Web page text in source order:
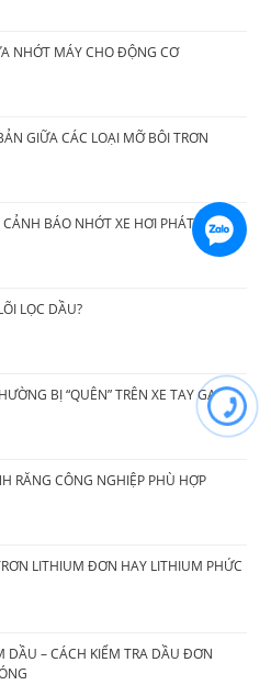
NHỚT MÁY CHO ĐỘNG CƠ
GIỮA CÁC LOẠI MỠ BÔI TRƠN
BÁO NHỚT XE HƠI PHÁT SÁNG
LỌC DẦU?
BỊ “QUÊN” TRÊN XE TAY GA
RĂNG CÔNG NGHIỆP PHÙ HỢP
LITHIUM ĐƠN HAY LITHIUM PHỨC
DẦU – CÁCH KIỂM TRA DẦU ĐƠN